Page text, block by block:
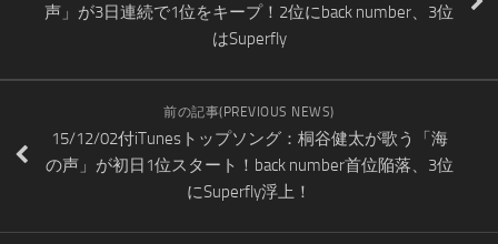
声」が3日連続で1位をキープ！2位にback number、3位
はSuperfly
前の記事(PREVIOUS NEWS)
15/12/02付iTunesトップソング：桐谷健太が歌う「海
の声」が初日1位スタート！back number首位陥落、3位
にSuperfly浮上！